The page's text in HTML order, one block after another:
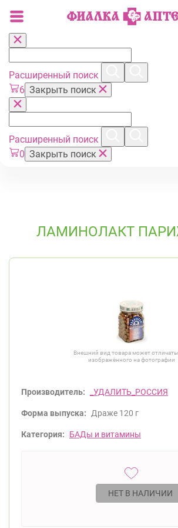
Расширенный поиск
6 Закрыть поиск
Расширенный поиск
0 Закрыть поиск
ЛАМИНОЛАКТ
Внешний вид товара может
изображённого на фотографии
Производитель: _УДАЛИТЬ_РОССИЯ
Форма выпуска: Драже 120 г
Категория: БАДы и витамины
НЕТ В НАЛИЧИИ